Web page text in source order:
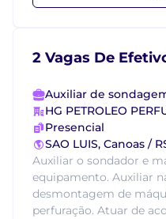
2 Vagas De
Auxiliar de
HG PETROLEO
Presencial
SAO LUIS, Canoas /
Auxiliar o sondador e
equipamento. Auxiliar
desmontagem de
perfuração. Atuar de